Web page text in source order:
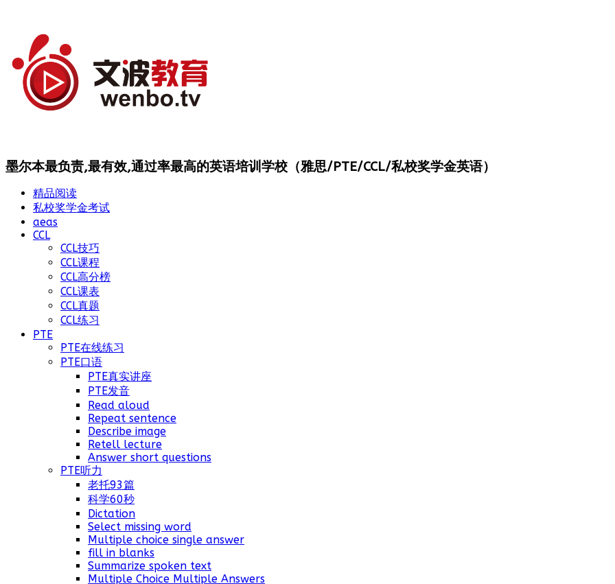
墨尔本最负责,最有效,通过率最高的英语培训学校（雅思/PTE/CCL/私校奖学金英语）
精品阅读
私校奖学金考试
aeas
CCL
CCL技巧
CCL课程
CCL高分榜
CCL课表
CCL真题
CCL练习
PTE
PTE在线练习
PTE口语
PTE真实讲座
PTE发音
Read aloud
Repeat sentence
Describe image
Retell lecture
Answer short questions
PTE听力
老托93篇
科学60秒
Dictation
Select missing word
Multiple choice single answer
fill in blanks
Summarize spoken text
Multiple Choice Multiple Answers